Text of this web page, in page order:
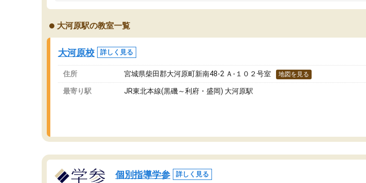
ングを利用または路上駐車をするしかない点が
お世話になりたいと思える塾です。
大河原駅の教室一覧
大河原校 詳しく見る
住所 宮城県柴田郡大河原町新南48-2 Ａ-１０２号室 地図を見る
最寄り駅 JR東北本線(黒磯～利府・盛岡) 大河原駅
個別指導学参 詳しく見る